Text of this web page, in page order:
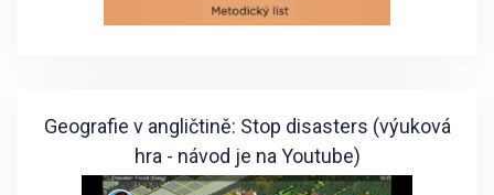
Geografie v angličtině: Stop disasters (výuková
hra - návod je na Youtube)